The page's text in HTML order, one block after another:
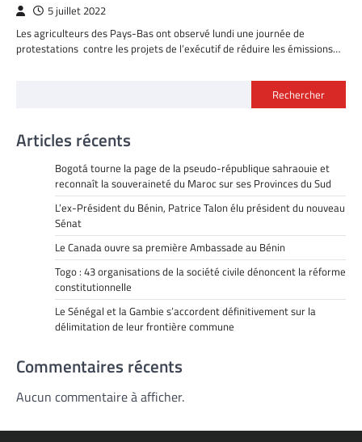
5 juillet 2022
Les agriculteurs des Pays-Bas ont observé lundi une journée de
protestations contre les projets de l’exécutif de réduire les émissions…
Rechercher
Articles récents
Bogotá tourne la page de la pseudo-république sahraouie et
reconnaît la souveraineté du Maroc sur ses Provinces du Sud
L’ex-Président du Bénin, Patrice Talon élu président du nouveau
Sénat
Le Canada ouvre sa première Ambassade au Bénin
Togo : 43 organisations de la société civile dénoncent la réforme
constitutionnelle
Le Sénégal et la Gambie s’accordent définitivement sur la
délimitation de leur frontière commune
Commentaires récents
Aucun commentaire à afficher.